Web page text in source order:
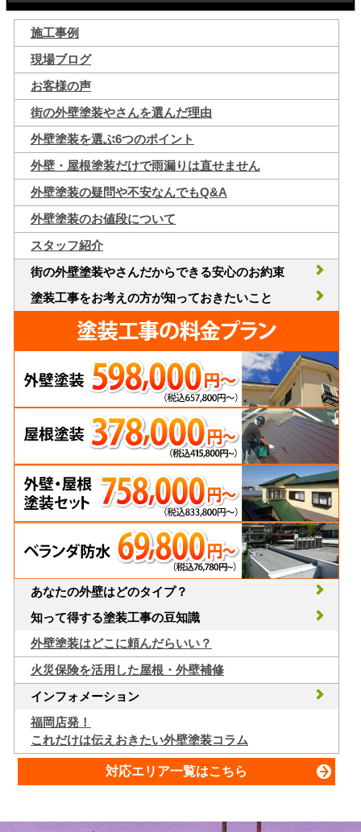
施工事例
現場ブログ
お客様の声
街の外壁塗装やさんを選んだ理由
外壁塗装を選ぶ6つのポイント
外壁・屋根塗装だけで雨漏りは直せません
外壁塗装の疑問や不安なんでもQ&A
外壁塗装のお値段について
スタッフ紹介
街の外壁塗装やさんだからできる安心のお約束
塗装工事をお考えの方が知っておきたいこと
あなたの外壁はどのタイプ？
知って得する塗装工事の豆知識
外壁塗装はどこに頼んだらいい？
火災保険を活用した屋根・外壁補修
インフォメーション
福岡店発！
これだけは伝えおきたい外壁塗装コラム
対応エリア一覧はこちら